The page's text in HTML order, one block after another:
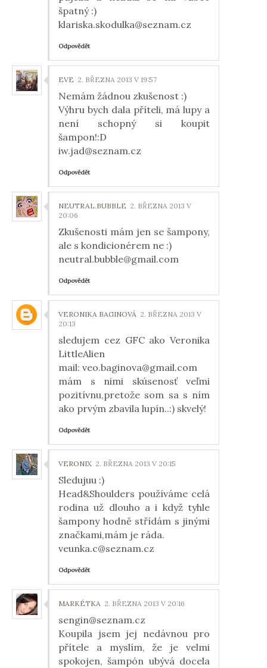
špatný :)
klariska.skodulka@seznam.cz
Odpovědět
EVE 2. BŘEZNA 2013 V 19:57
Nemám žádnou zkušenost :)
Výhru bych dala příteli, má lupy a
není schopný si koupit
šampon!:D
iw.jad@seznam.cz
Odpovědět
NEUTRAL.BUBBLE 2. BŘEZNA 2013 V
20:06
Zkušenosti mám jen se šampony,
ale s kondicionérem ne :)
neutral.bubble@gmail.com
Odpovědět
VERONIKA BAGINOVÁ 2. BŘEZNA 2013 V
20:13
sledujem cez GFC ako Veronika
LittleAlien
mail: veo.baginova@gmail.com
mám s nimi skúsenosť veľmi
pozitívnu,pretože som sa s ním
ako prvým zbavila lupín..:) skvelý!
Odpovědět
VERONIX 2. BŘEZNA 2013 V 20:15
Sledujuu :)
Head&Shoulders používáme celá
rodina už dlouho a i když tyhle
šampony hodně střídám s jinými
značkami,mám je ráda.
veunka.c@seznam.cz
Odpovědět
MARKÉTKA 2. BŘEZNA 2013 V 20:16
sengin@seznam.cz
Koupila jsem jej nedávnou pro
přítele a myslím, že je velmi
spokojen, šampón ubývá docela